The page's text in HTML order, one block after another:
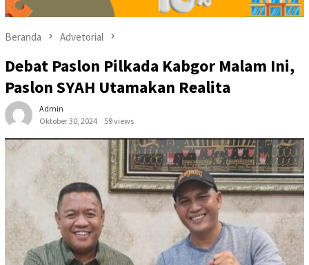
Beranda Advetorial
Debat Paslon Pilkada Kabgor Malam Ini,
Paslon SYAH Utamakan Realita
Admin
Oktober 30, 2024
59 views